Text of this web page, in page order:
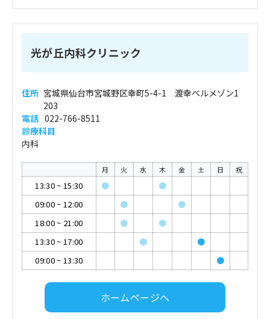
光が丘内科クリニック
住所 宮城県仙台市宮城野区幸町5-4-1 渡幸ベルメゾン1
203
電話 022-766-8511
診療科目
内科
月 火 水 木 金 土 日 祝
13:30~ 15:30 ●
●
09:00~ 12:00 ●
●
18:00~ 21:00 ●
●
13:30~ 17:00 ●
●
09:00~ 13:30 ●
ホームページへ